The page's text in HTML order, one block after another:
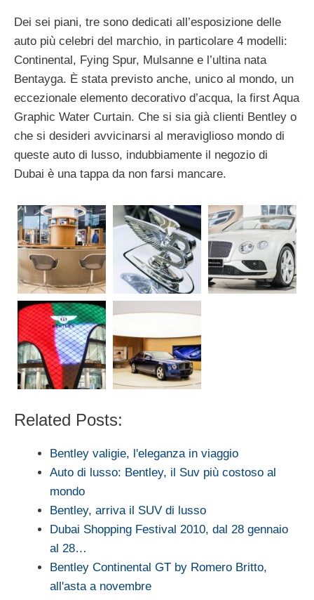
Dei sei piani, tre sono dedicati all’esposizione delle
auto più celebri del marchio, in particolare 4 modelli:
Continental, Fying Spur, Mulsanne e l’ultina nata
Bentayga. È stata previsto anche, unico al mondo, un
eccezionale elemento decorativo d’acqua, la first Aqua
Graphic Water Curtain. Che si sia già clienti Bentley o
che si desideri avvicinarsi al meraviglioso mondo di
queste auto di lusso, indubbiamente il negozio di
Dubai è una tappa da non farsi mancare.
Related Posts:
Bentley valigie, l'eleganza in viaggio
Auto di lusso: Bentley, il Suv più costoso al
mondo
Bentley, arriva il SUV di lusso
Dubai Shopping Festival 2010, dal 28 gennaio
al 28…
Bentley Continental GT by Romero Britto,
all'asta a novembre